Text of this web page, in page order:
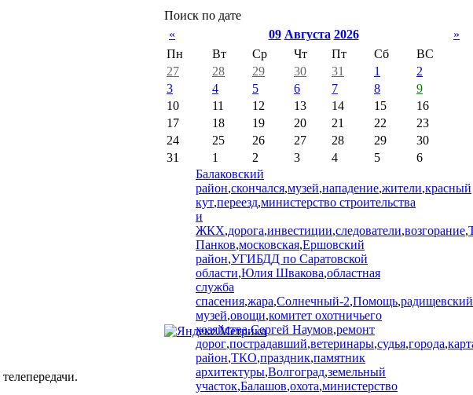
Поиск по дате
«
09 Августа 2026
»
Пн
Вт Ср Чт Пт Сб
ВС
27
28 29 30 31 1
2
3
4 5 6 7 8
9
10
11 12 13 14 15
16
17
18 19 20 21 22
23
24
25 26 27 28 29
30
31
1 2 3 4 5
6
Балаковский
район,скончался,музей,нападение,жители,красный
кут,переезд,министерство строительства
и
ЖКХ,дорога,инвестиции,следователи,возгорание,
Панков,московская,Ершовский
район,УГИБДД по Саратовской
области,Юлия Швакова,областная
служба
спасения,жара,Солнечный-2,Помощь,радищевский
музей,овощи,комитет охотничьего
хозяйства,Сергей Наумов,ремонт
дорог,пострадавший,ветеринары,судья,города,
район,ТКО,праздник,памятник
архитектуры,Волгоград,земельный
участок,Балашов,охота,министерство